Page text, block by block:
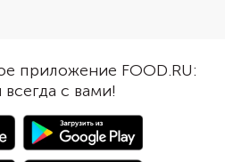
и
шайб. Обваляйте в
обжарьте до
корочки. Для
понадобятся
желании подайте к
приложение FOOD.RU:
с вами!